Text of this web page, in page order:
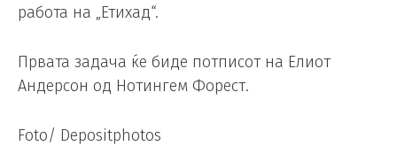
работа на „Етихад“.
Првата задача ќе биде потписот на Елиот
Андерсон од Нотингем Форест.
Foto/ Depositphotos